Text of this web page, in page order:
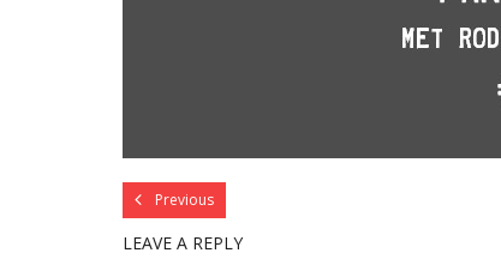
Previous
LEAVE A REPLY